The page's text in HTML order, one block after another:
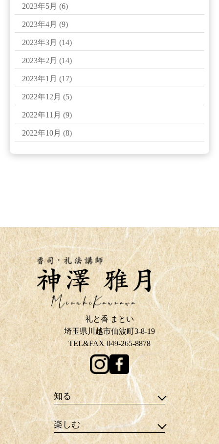
2023年5月 (6)
2023年4月 (9)
2023年3月 (14)
2023年2月 (14)
2023年1月 (17)
2022年12月 (5)
2022年11月 (9)
2022年10月 (8)
礼と香 まとい
埼玉県川越市仙波町3-8-19
TEL&FAX 049-265-8878
知る
楽しむ